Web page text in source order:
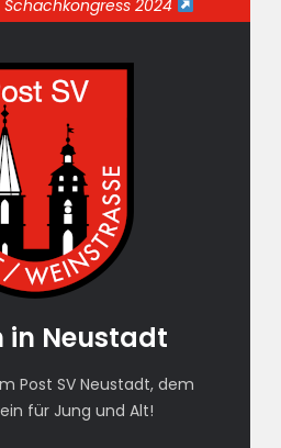
2024
in Neustadt
Post SV Neustadt, dem
für Jung und Alt!